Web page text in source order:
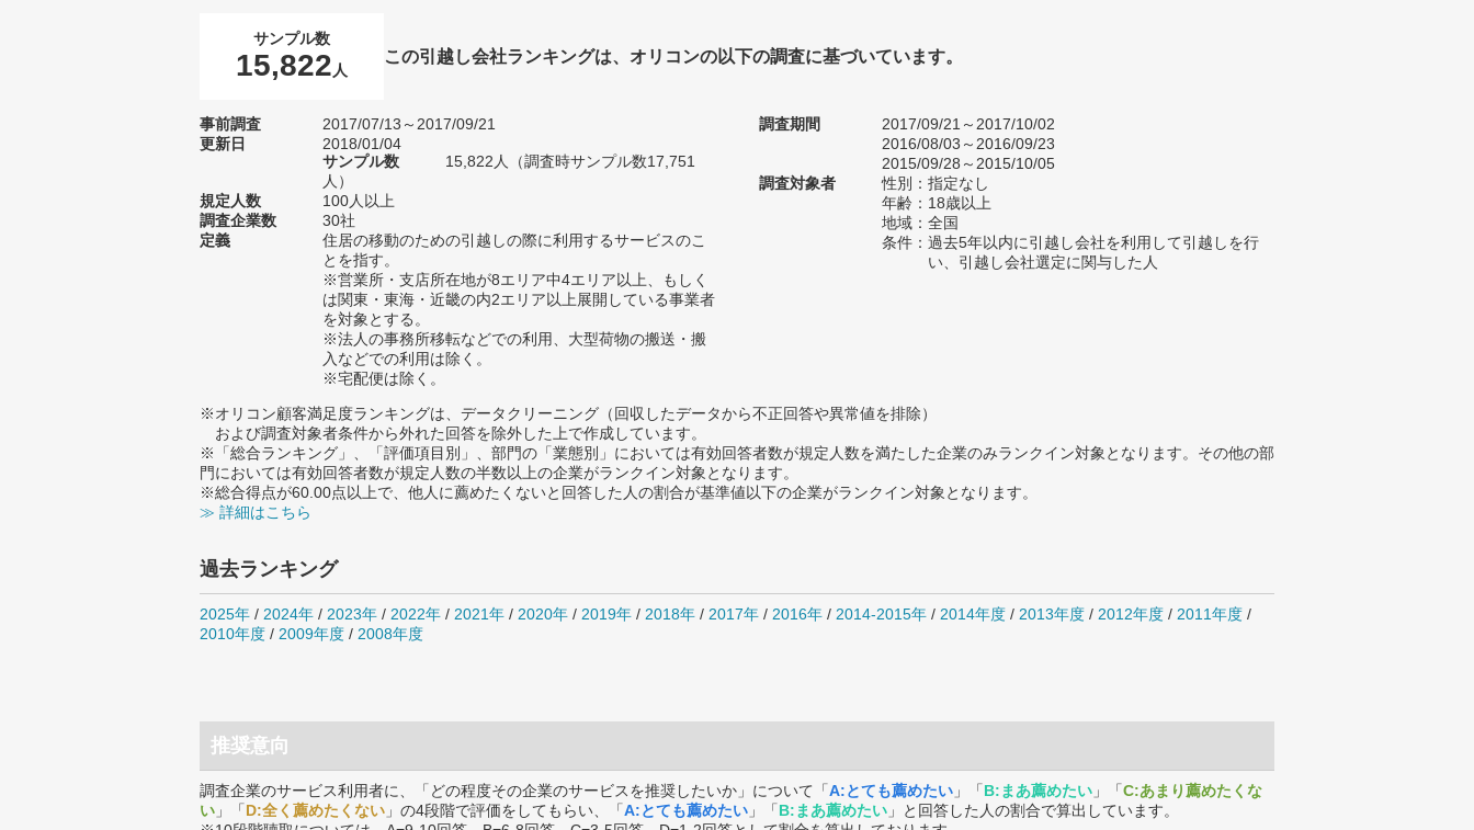
サンプル数
15,822 人
この引越し会社ランキングは、オリコンの以下の調査に基づいています。
事前調査
2017/07/13～2017/09/21
更新日
2018/01/04
サンプル数
15,822人（調査時サンプル数17,751
人）
規定人数
100人以上
調査企業数
30社
定義
住居の移動のための引越しの際に利用するサービスのこ
とを指す。
※営業所・支店所在地が8エリア中4エリア以上、もしく
は関東・東海・近畿の内2エリア以上展開している事業者
を対象とする。
※法人の事務所移転などでの利用、大型荷物の搬送・搬
入などでの利用は除く。
※宅配便は除く。
調査期間
2017/09/21～2017/10/02
2016/08/03～2016/09/23
2015/09/28～2015/10/05
調査対象者
性別：指定なし
年齢：18歳以上
地域：全国
条件：過去5年以内に引越し会社を利用して引越しを行
い、引越し会社選定に関与した人
※オリコン顧客満足度ランキングは、データクリーニング（回収したデータから不正回答や異常値を排除）
および調査対象者条件から外れた回答を除外した上で作成しています。
※「総合ランキング」、「評価項目別」、部門の「業態別」においては有効回答者数が規定人数を満たした企業のみランクイン対象となります。その他の部
門においては有効回答者数が規定人数の半数以上の企業がランクイン対象となります。
※総合得点が60.00点以上で、他人に薦めたくないと回答した人の割合が基準値以下の企業がランクイン対象となります。
≫ 詳細はこちら
過去ランキング
2025年 / 2024年 / 2023年 / 2022年 / 2021年 / 2020年 / 2019年 / 2018年 / 2017年 / 2016年 / 2014-2015年 / 2014年度 / 2013年度 / 2012年度 / 2011年度 /
2010年度 / 2009年度 / 2008年度
推奨意向
調査企業のサービス利用者に、「どの程度その企業のサービスを推奨したいか」について「A:とても薦めたい 」「B:まあ薦めたい 」「C:あまり薦めたくな
い 」「D:全く薦めたくない 」の4段階で評価をしてもらい、「A:とても薦めたい 」「B:まあ薦めたい 」と回答した人の割合で算出しています。